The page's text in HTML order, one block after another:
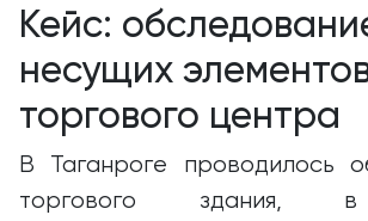
Кейс:
несущих
торгового центра
В Таганроге проводилось
торгового здания,